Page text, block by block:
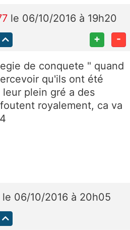
le 06/10/2016 à 19h20
+ -
de conquete " quand
qu'ils ont été
plein gré a des
royalement, ca va
le 06/10/2016 à 20h05